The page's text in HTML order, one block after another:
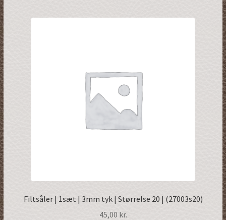
Filtsåler | 1sæt | 3mm tyk | Størrelse 20 | (27003s20)
45,00 kr.